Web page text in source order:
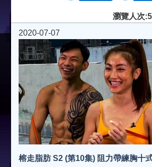
瀏覽人次
2020-07-07
榕走脂肪 S2 (第10集) 阻力帶練胸十